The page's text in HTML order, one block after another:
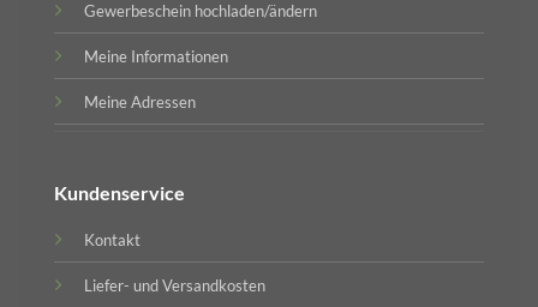
Gewerbeschein hochladen/ändern
Meine Informationen
Meine Adressen
Kundenservice
Kontakt
Liefer- und Versandkosten